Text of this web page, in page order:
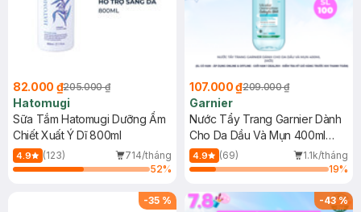
82.000 ₫205.000 ₫
Hatomugi
Sữa Tắm Hatomugi Dưỡng Ẩm
Chiết Xuất Ý Dĩ 800ml
4.9 (123)
714/tháng
52%
107.000 ₫209.000 ₫
Garnier
Nước Tẩy Trang Garnier Dành
Cho Da Dầu Và Mụn 400ml
(Mới)
4.9 (69)
1.1k/tháng
19%
-35 % -43%